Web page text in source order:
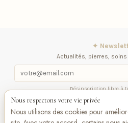
✦
Actualités, pierres,
Désinscription libre à
iqitlinksmanager module
Nous respectons votre vie privée
Nous utilisons des cookies pour